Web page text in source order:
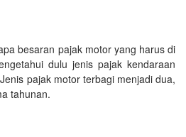
besaran pajak motor yang harus di
dulu jenis pajak kendaraan
pajak motor terbagi menjadi dua,
tahunan.